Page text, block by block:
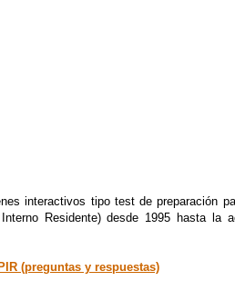
interactivos tipo test de preparación
Residente) desde 1995 hasta la
(preguntas y respuestas)